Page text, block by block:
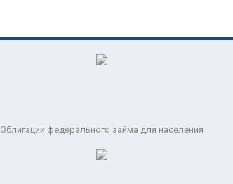
Облигации федерального займа для населения